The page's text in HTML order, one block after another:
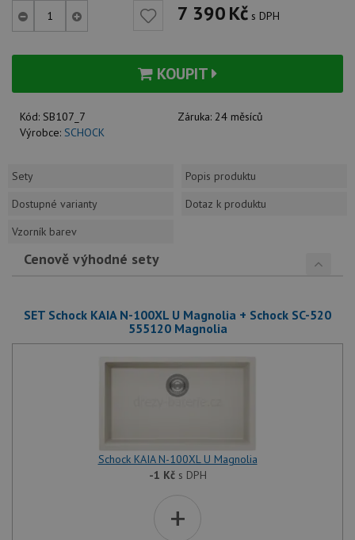
7 390Kč s DPH
KOUPIT
Kód: SB107_7 Záruka: 24 měsíců
Výrobce: SCHOCK
Sety
Popis produktu
Dostupné varianty
Dotaz k produktu
Vzorník barev
Cenově výhodné sety
SET Schock KAIA N-100XL U Magnolia + Schock SC-520
555120 Magnolia
Schock KAIA N-100XL U Magnolia
-1 Kčs DPH
+